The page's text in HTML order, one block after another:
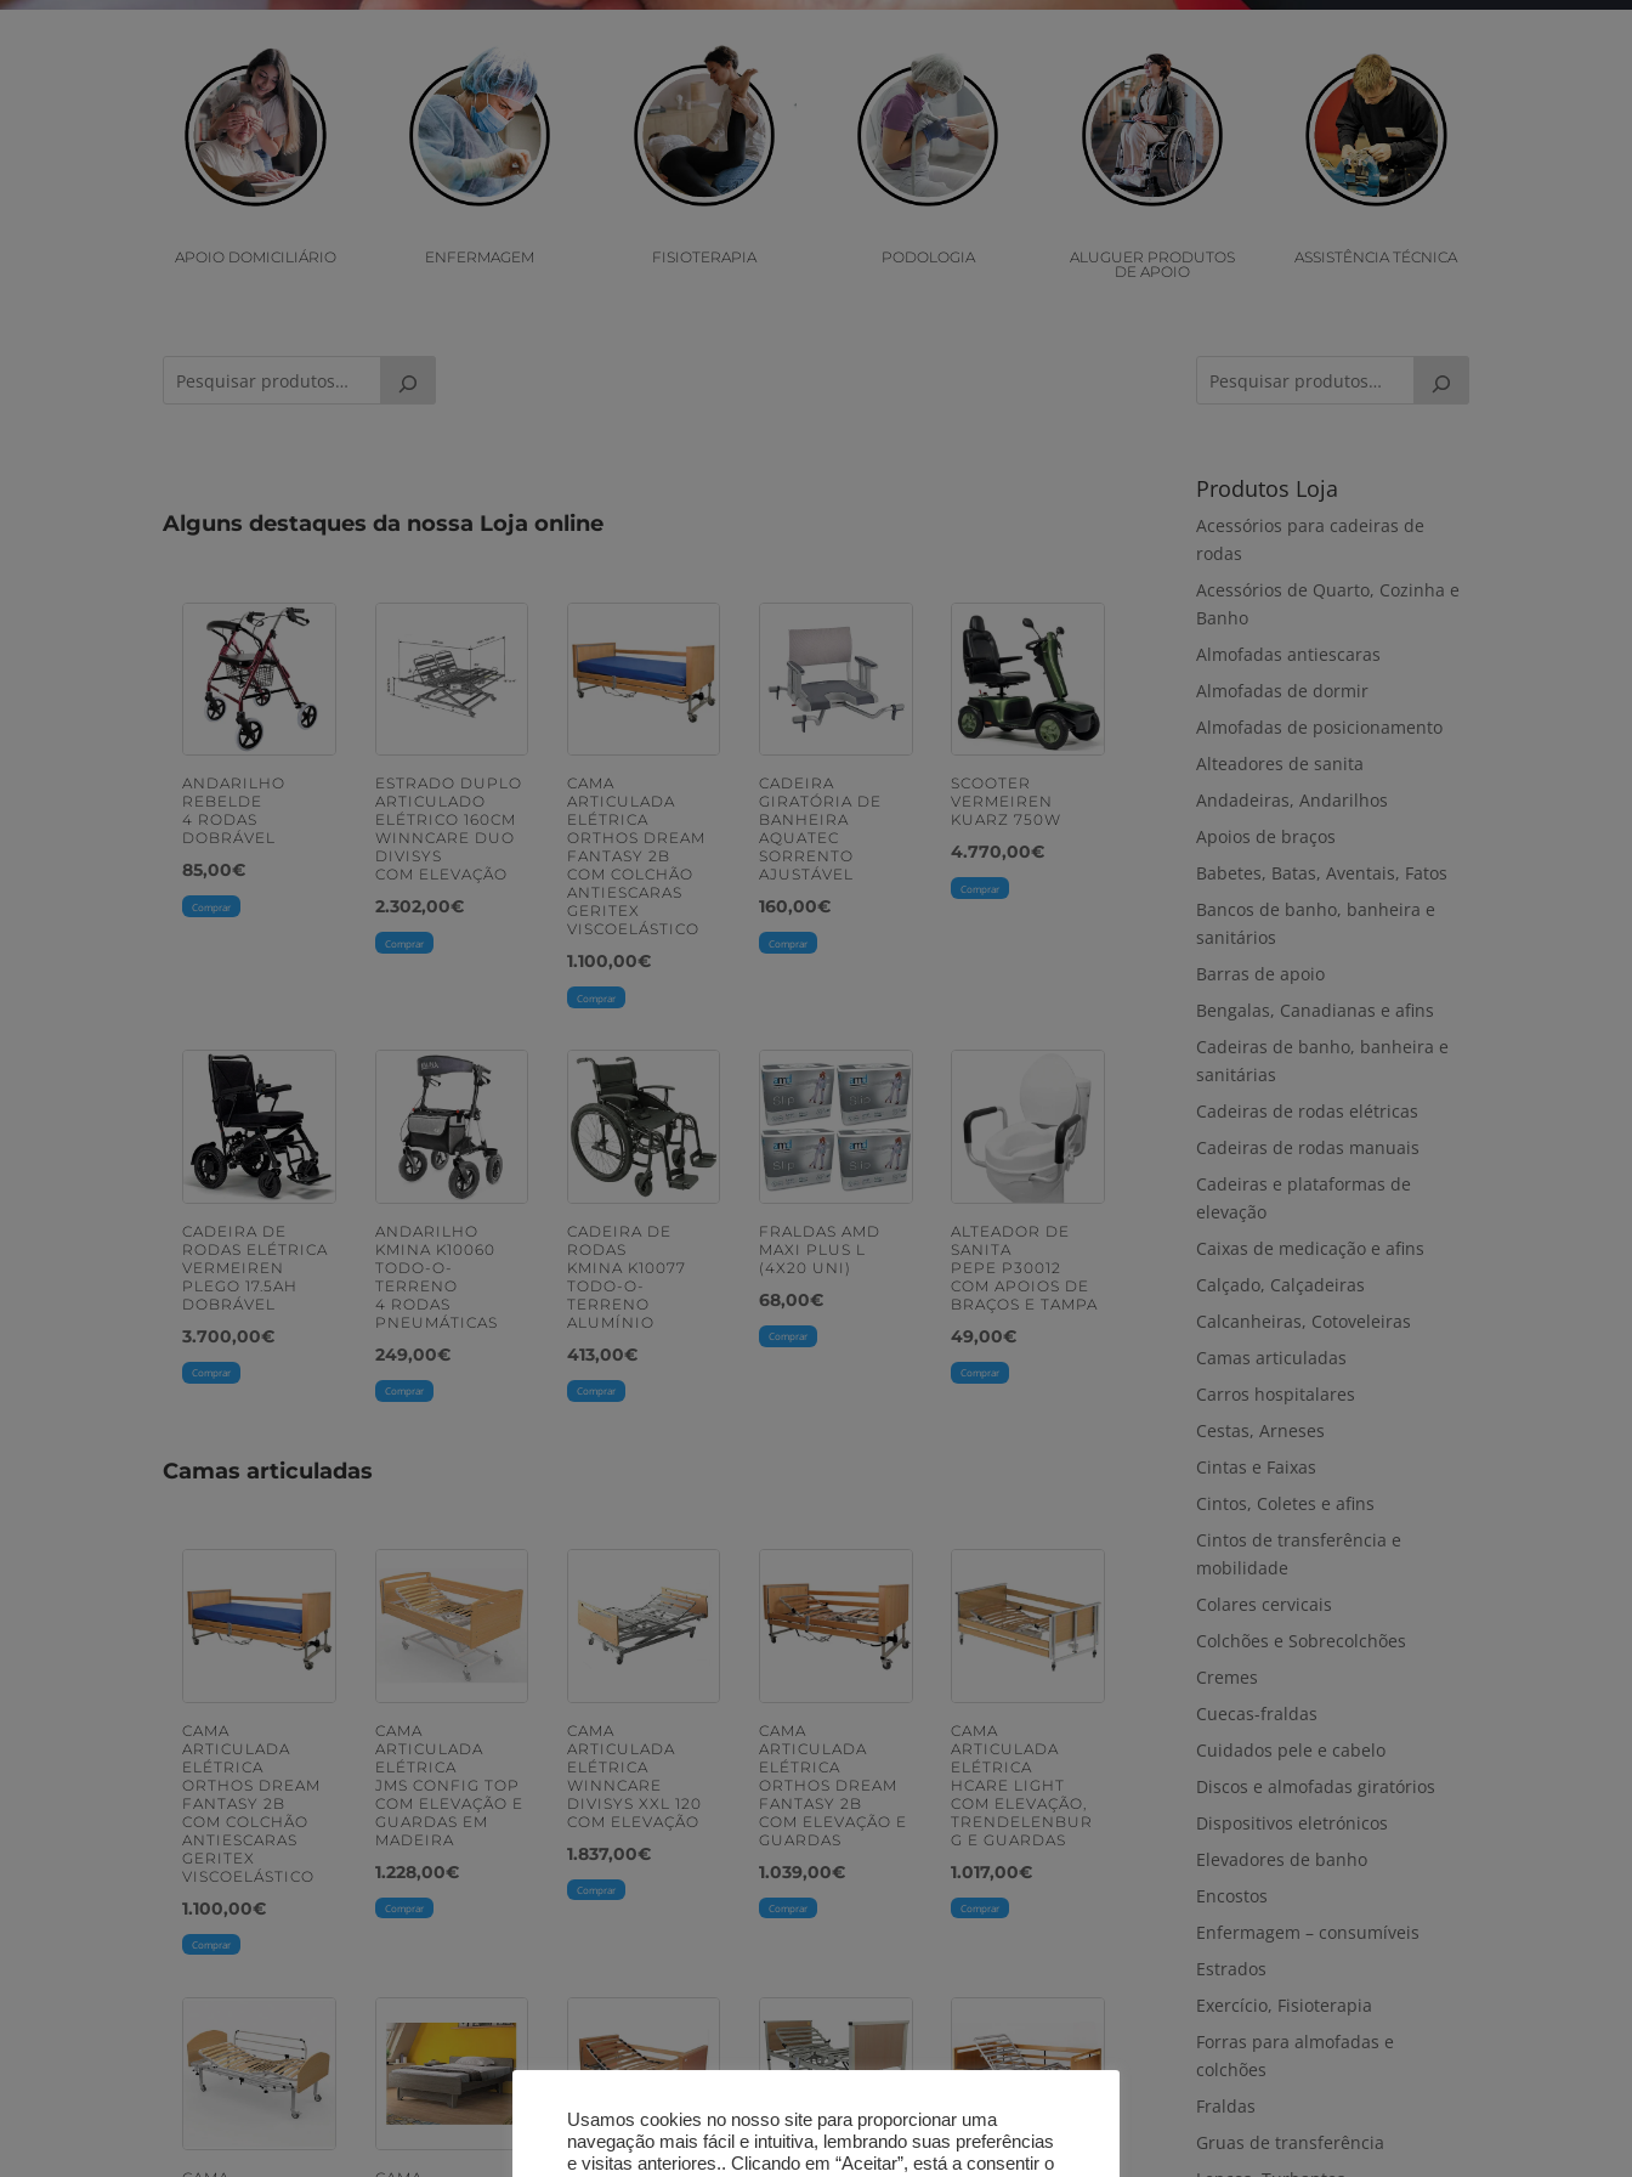
APOIO DOMICILIÁRIO ENFERMAGEM FISIOTERAPIA PODOLOGIA
ALUGUER PRODUTOS
DE APOIO
ASSISTÊNCIA TÉCNICA
Alguns destaques da nossa Loja online
ANDARILHO
REBELDE
4 RODAS
DOBRÁVEL
85,00€
Comprar
ESTRADO DUPLO
ARTICULADO
ELÉTRICO 160CM
WINNCARE DUO
DIVISYS
COM ELEVAÇÃO
2.302,00€
Comprar
CAMA
ARTICULADA
ELÉTRICA
ORTHOS DREAM
FANTASY 2B
COM COLCHÃO
ANTIESCARAS
GERITEX
VISCOELÁSTICO
1.100,00€
Comprar
CADEIRA
GIRATÓRIA DE
BANHEIRA
AQUATEC
SORRENTO
AJUSTÁVEL
160,00€
Comprar
SCOOTER
VERMEIREN
KUARZ 750W
4.770,00€
Comprar
CADEIRA DE
RODAS ELÉTRICA
VERMEIREN
PLEGO 17.5AH
DOBRÁVEL
3.700,00€
Comprar
ANDARILHO
KMINA K10060
TODO-O-
TERRENO
4 RODAS
PNEUMÁTICAS
249,00€
Comprar
CADEIRA DE
RODAS
KMINA K10077
TODO-O-
TERRENO
ALUMÍNIO
413,00€
Comprar
FRALDAS AMD
MAXI PLUS L
(4X20 UNI)
68,00€
Comprar
ALTEADOR DE
SANITA
PEPE P30012
COM APOIOS DE
BRAÇOS E TAMPA
49,00€
Comprar
Camas articuladas
CAMA
ARTICULADA
ELÉTRICA
ORTHOS DREAM
FANTASY 2B
COM COLCHÃO
ANTIESCARAS
GERITEX
VISCOELÁSTICO
1.100,00€
Comprar
CAMA
ARTICULADA
ELÉTRICA
JMS CONFIG TOP
COM ELEVAÇÃO E
GUARDAS EM
MADEIRA
1.228,00€
Comprar
CAMA
ARTICULADA
ELÉTRICA
WINNCARE
DIVISYS XXL 120
COM ELEVAÇÃO
1.837,00€
Comprar
CAMA
ARTICULADA
ELÉTRICA
ORTHOS DREAM
FANTASY 2B
COM ELEVAÇÃO E
GUARDAS
1.039,00€
Comprar
CAMA
ARTICULADA
ELÉTRICA
HCARE LIGHT
COM ELEVAÇÃO,
TRENDELENBUR
G E GUARDAS
1.017,00€
Comprar
Produtos Loja
Acessórios para cadeiras de
rodas
Acessórios de Quarto, Cozinha e
Banho
Almofadas antiescaras
Almofadas de dormir
Almofadas de posicionamento
Alteadores de sanita
Andadeiras, Andarilhos
Apoios de braços
Babetes, Batas, Aventais, Fatos
Bancos de banho, banheira e
sanitários
Barras de apoio
Bengalas, Canadianas e afins
Cadeiras de banho, banheira e
sanitárias
Cadeiras de rodas elétricas
Cadeiras de rodas manuais
Cadeiras e plataformas de
elevação
Caixas de medicação e afins
Calçado, Calçadeiras
Calcanheiras, Cotoveleiras
Camas articuladas
Carros hospitalares
Cestas, Arneses
Cintas e Faixas
Cintos, Coletes e afins
Cintos de transferência e
mobilidade
Colares cervicais
Colchões e Sobrecolchões
Cremes
Cuecas-fraldas
Cuidados pele e cabelo
Discos e almofadas giratórios
Dispositivos eletrónicos
Elevadores de banho
Encostos
Enfermagem – consumíveis
Estrados
Exercício, Fisioterapia
Forras para almofadas e
colchões
Fraldas
Gruas de transferência
Usamos cookies no nosso site para proporcionar uma
navegação mais fácil e intuitiva, lembrando suas preferências
e visitas anteriores.. Clicando em “Aceitar”, está a consentir o